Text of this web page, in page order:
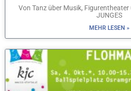
Von Tanz über Musik,
JUNGES
MEHR LESEN »